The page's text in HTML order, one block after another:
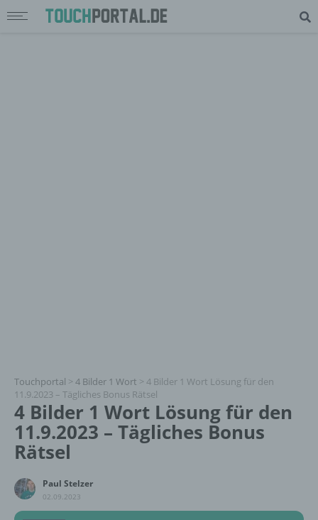
Touchportal > 4 Bilder 1 Wort > 4 Bilder 1 Wort Lösung für den
11.9.2023 – Tägliches Bonus Rätsel
4 Bilder 1 Wort Lösung für den
11.9.2023 – Tägliches Bonus
Rätsel
Paul Stelzer
02.09.2023